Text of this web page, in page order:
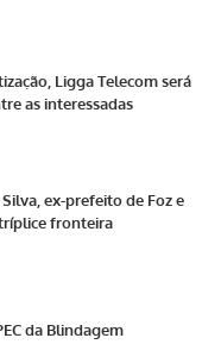
Ligga Telecom será
as interessadas
ex-prefeito de Foz e
fronteira
da Blindagem